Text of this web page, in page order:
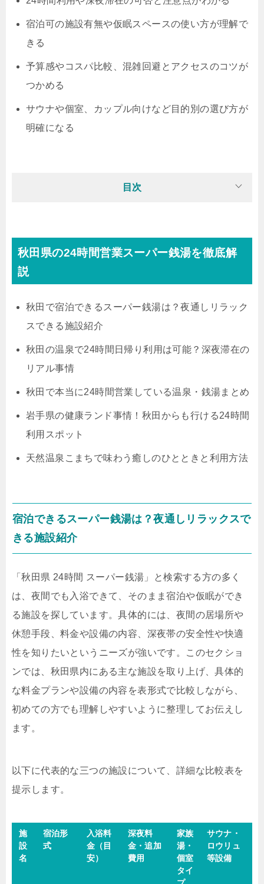
宿泊可の施設有無や仮眠スペースの使い方が理解で
きる
予算感やコスパ比較、混雑回避とアクセスのコツが
つかめる
サウナや個室、カップル向けなど目的別の選び方が
明確になる
目次
秋田県の24時間営業スーパー銭湯を徹底解
説
秋田で宿泊できるスーパー銭湯は？夜通しリラック
スできる施設紹介
秋田の温泉で24時間日帰り利用は可能？深夜滞在の
リアル事情
秋田で本当に24時間営業している温泉・銭湯まとめ
岩手県の健康ランド事情！秋田からも行ける24時間
利用スポット
天然温泉こまちで味わう癒しのひとときと利用方法
宿泊できるスーパー銭湯は？夜通しリラックスで
きる施設紹介
「秋田県 24時間 スーパー銭湯」と検索する方の多く
は、夜間でも入浴できて、そのまま宿泊や仮眠ができ
る施設を探しています。具体的には、夜間の居場所や
休憩手段、料金や設備の内容、深夜帯の安全性や快適
性を知りたいというニーズが強いです。このセクショ
ンでは、秋田県内にある主な施設を取り上げ、具体的
な料金プランや設備の内容を表形式で比較しながら、
初めての方でも理解しやすいように整理してお伝えし
ます。
以下に代表的な三つの施設について、詳細な比較表を
提示します。
施
設
名
宿泊形
式
入浴料
金（目
安）
深夜料
金・追加
費用
家族
湯・
個室
タイ
サウナ・
ロウリュ
等設備